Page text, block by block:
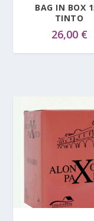
BAG IN BOX
TINTO
26,00 €